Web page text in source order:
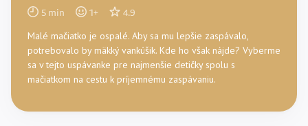
5 min 1+ 4.9
Malé mačiatko je ospalé. Aby sa mu lepšie zaspávalo,
potrebovalo by mäkký vankúšik. Kde ho však nájde? Vyberme
sa v tejto uspávanke pre najmenšie detičky spolu s
mačiatkom na cestu k príjemnému zaspávaniu.